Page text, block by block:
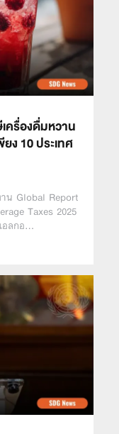
ครื่องดื่มหวาน
ง 10 ประเทศ
น Global Report
Taxes 2025
อลกอ…